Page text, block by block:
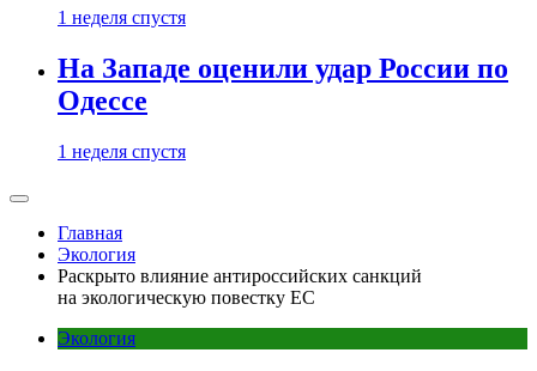
1 неделя спустя
На Западе оценили удар России по
Одессе
1 неделя спустя
Главная
Экология
Раскрыто влияние антироссийских санкций
на экологическую повестку ЕС
Экология